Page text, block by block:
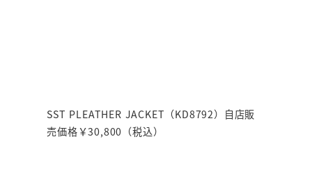
SST PLEATHER JACKET（KD8792）自店販
売価格￥30,800（税込）